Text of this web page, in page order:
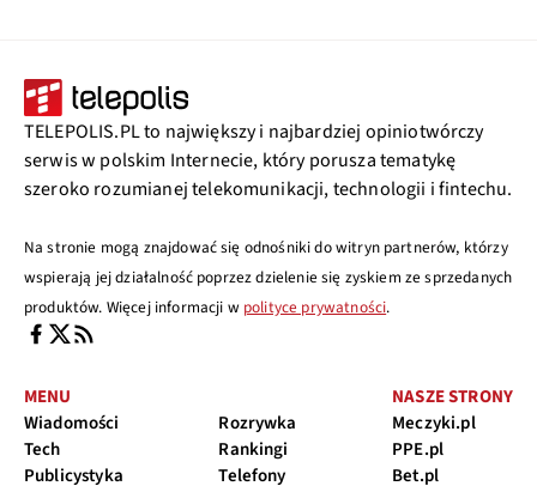
TELEPOLIS.PL to największy i najbardziej opiniotwórczy
serwis w polskim Internecie, który porusza tematykę
szeroko rozumianej telekomunikacji, technologii i fintechu.
Na stronie mogą znajdować się odnośniki do witryn partnerów, którzy
wspierają jej działalność poprzez dzielenie się zyskiem ze sprzedanych
produktów. Więcej informacji w polityce prywatności.
MENU
Wiadomości
Tech
Publicystyka
Rozrywka
Rankingi
Telefony
NASZE STRONY
Meczyki.pl
PPE.pl
Bet.pl